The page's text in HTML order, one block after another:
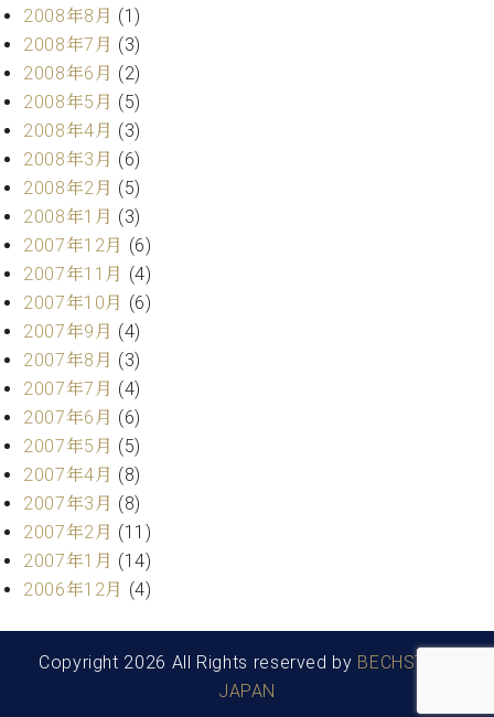
2008年8月 (1)
2008年7月 (3)
2008年6月 (2)
2008年5月 (5)
2008年4月 (3)
2008年3月 (6)
2008年2月 (5)
2008年1月 (3)
2007年12月 (6)
2007年11月 (4)
2007年10月 (6)
2007年9月 (4)
2007年8月 (3)
2007年7月 (4)
2007年6月 (6)
2007年5月 (5)
2007年4月 (8)
2007年3月 (8)
2007年2月 (11)
2007年1月 (14)
2006年12月 (4)
Copyright 2026 All Rights reserved by BECHSTEIN
JAPAN